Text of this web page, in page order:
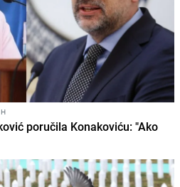
poručila Konakoviću: "Ako